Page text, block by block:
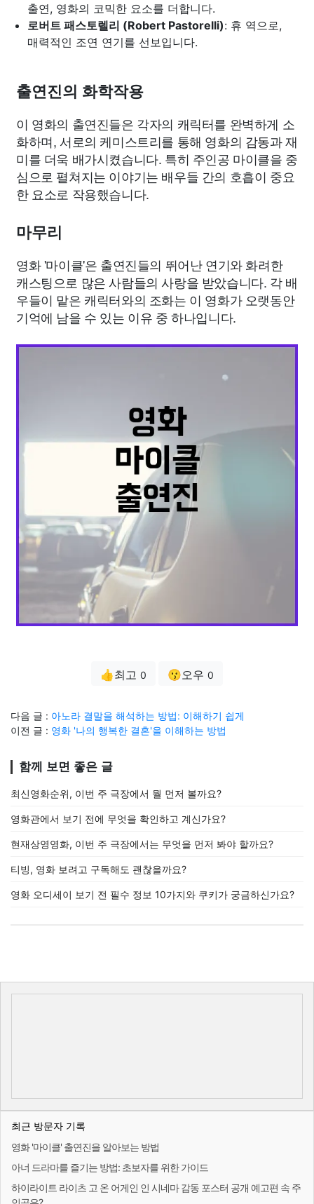
출연, 영화의 코믹한 요소를 더합니다.
로버트 패스토렐리 (Robert Pastorelli): 휴 역으로,
매력적인 조연 연기를 선보입니다.
출연진의 화학작용
이 영화의 출연진들은 각자의 캐릭터를 완벽하게 소
화하며, 서로의 케미스트리를 통해 영화의 감동과 재
미를 더욱 배가시켰습니다. 특히 주인공 마이클을 중
심으로 펼쳐지는 이야기는 배우들 간의 호흡이 중요
한 요소로 작용했습니다.
마무리
영화 '마이클'은 출연진들의 뛰어난 연기와 화려한
캐스팅으로 많은 사람들의 사랑을 받았습니다. 각 배
우들이 맡은 캐릭터와의 조화는 이 영화가 오랫동안
기억에 남을 수 있는 이유 중 하나입니다.
👍최고 0 😗오우 0
다음 글 : 아노라 결말을 해석하는 방법: 이해하기 쉽게
이전 글 : 영화 '나의 행복한 결혼'을 이해하는 방법
함께 보면 좋은 글
최신영화순위, 이번 주 극장에서 뭘 먼저 볼까요?
영화관에서 보기 전에 무엇을 확인하고 계신가요?
현재상영영화, 이번 주 극장에서는 무엇을 먼저 봐야 할까요?
티빙, 영화 보려고 구독해도 괜찮을까요?
영화 오디세이 보기 전 필수 정보 10가지와 쿠키가 궁금하신가요?
최근 방문자 기록
영화 '마이클' 출연진을 알아보는 방법
아너 드라마를 즐기는 방법: 초보자를 위한 가이드
하이라이트 라이츠 고 온 어게인 인 시네마 감동 포스터 공개 예고편 속 주